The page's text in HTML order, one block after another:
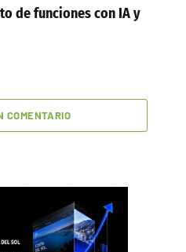
de funciones con IA y
COMENTARIO